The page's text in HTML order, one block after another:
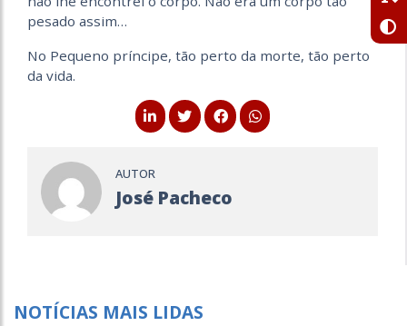
pesado assim…
No Pequeno príncipe, tão perto da morte, tão perto
da vida.
AUTOR
José Pacheco
NOTÍCIAS MAIS LIDAS